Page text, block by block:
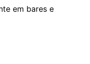
em bares e